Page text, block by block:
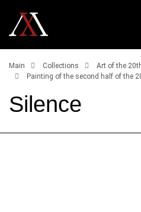
Main Collections
Art of the
Painting of the second half of the
Silence